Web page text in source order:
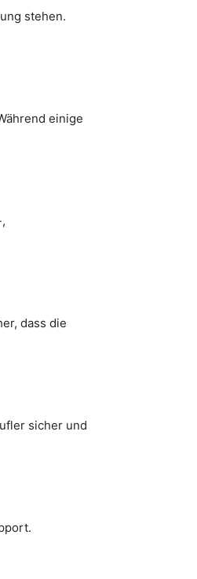
stehen.
einige
dass die
sicher und